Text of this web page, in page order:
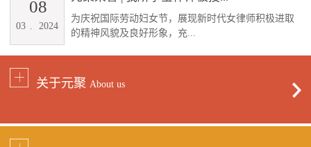
为庆祝国际劳动妇女节，展现新时代女律师积极进取
的精神风貌及良好形象，充...
03 2024
08
关于元聚 About us